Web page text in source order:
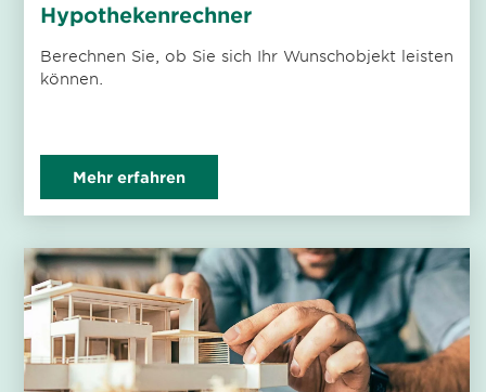
Hypothekenrechner
Berechnen Sie, ob Sie sich Ihr Wunschobjekt leisten
können.
Mehr erfahren